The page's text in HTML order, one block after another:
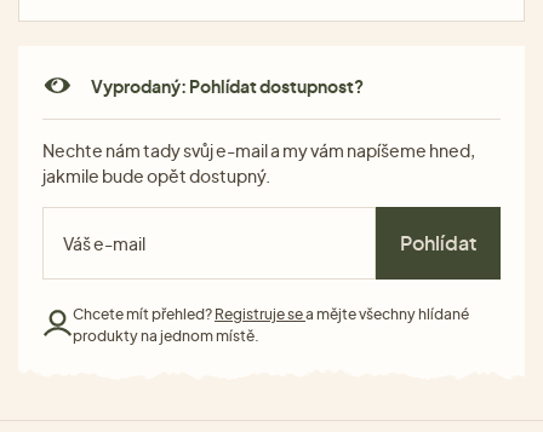
Vyprodaný: Pohlídat dostupnost?
Nechte nám tady svůj e-mail a my vám napíšeme hned,
jakmile bude opět dostupný.
Pohlídat
Chcete mít přehled? Registruje sea mějte všechny hlídané
produkty na jednom místě.